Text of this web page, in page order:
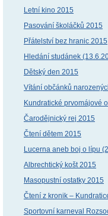
Letní kino 2015
Pasování školáčků 2015
Přátelství bez hranic 2015
Hledání studánek
Dětský den 2015
Vítání občánků
Kundratické prvomájové
Čarodějnický rej 2015
Čtení dětem 2015
Lucerna aneb boj o lípu
Albrechtický košt 2015
Masopustní ostatky 2015
Čtení z kronik –
Sportovní karneval